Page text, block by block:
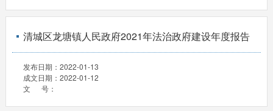
清城区龙塘镇人民政府2021年法治政府建设年度报告
发布日期： 2022-01-13
成文日期： 2022-01-12
文 号：